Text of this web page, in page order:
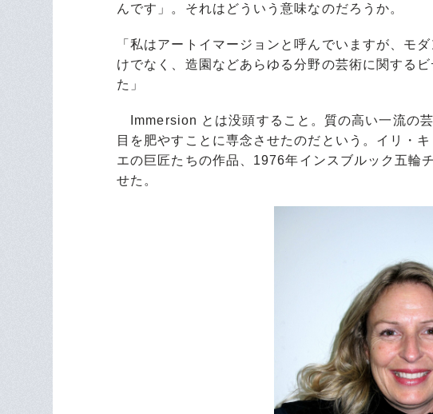
んです」。それはどういう意味なのだろうか。
「私はアートイマージョンと呼んでいますが、モ
けでなく、造園などあらゆる分野の芸術に関する
た」
Immersion とは没頭すること。質の高い一流の
目を肥やすことに専念させたのだという。イリ・
エの巨匠たちの作品、1976年インスブルック五輪
せた。